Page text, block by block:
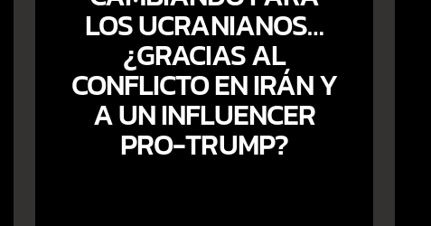
LOS UCRANIANOS…
¿GRACIAS AL
CONFLICTO EN IRÁN Y
A UN INFLUENCER
PRO-TRUMP?